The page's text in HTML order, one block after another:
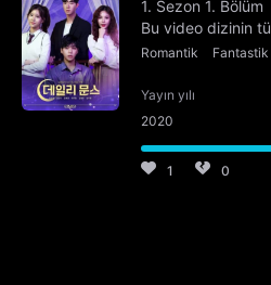
1. Sezon 1. Bölüm
Bu video dizinin
Romantik Fantastik
Yayın yılı
2020
1 0